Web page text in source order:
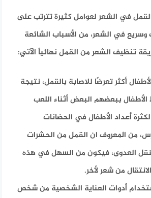
في الشعر لعوامل كثيرة تترتب على
في الشعر، من الأسباب الشائعة
تنظيف الشعر من القمل نهائياً الآتي:
أكثر تعرضًا للاصابة بالقمل، نتيجة
الأطفال ببعضهم البعض أثناء اللعب
أعداد الأطفال في الحضانات
من المعروف ان القمل من الحشرات
العدوى، فيكون من السهل في هذه
من شعر لأخر.
أدوات العناية الشخصية من شخص